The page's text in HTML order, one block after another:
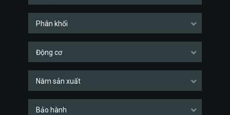
Phân khối
Động cơ
Năm sản xuất
Bảo hành